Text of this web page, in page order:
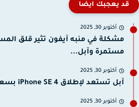
قد يعجبك ايضا
أكتوبر 30, 2025
مشكلة في منبه آيفون تثير قلق
مستمرة وآبل...
أكتوبر 30, 2025
آبل تستعد لإطلاق iPhone SE 4 بسعر أقل من 500...
أكتوبر 30, 2025